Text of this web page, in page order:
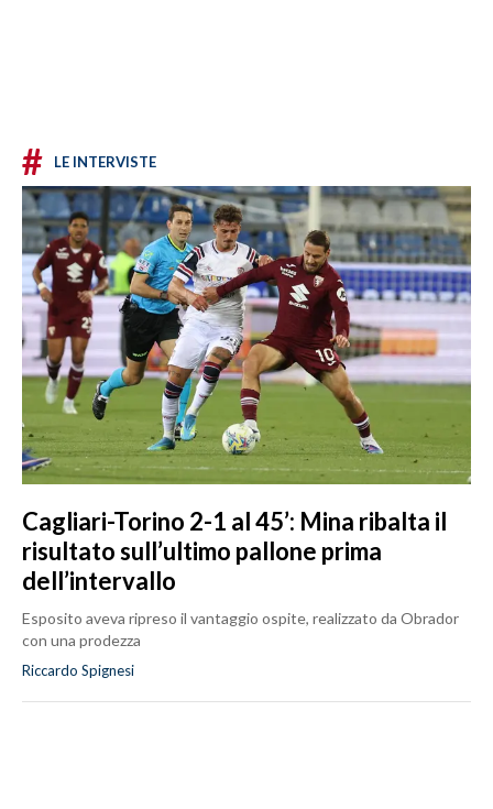
# LE INTERVISTE
Cagliari-Torino 2-1 al 45’: Mina ribalta il
risultato sull’ultimo pallone prima
dell’intervallo
Esposito aveva ripreso il vantaggio ospite, realizzato da Obrador
con una prodezza
Riccardo Spignesi